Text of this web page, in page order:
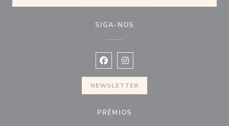
SIGA-NOS
Facebook ((abre numa nova janela))
Instagram ((abre numa nova
NEWSLETTER
PRÉMIOS